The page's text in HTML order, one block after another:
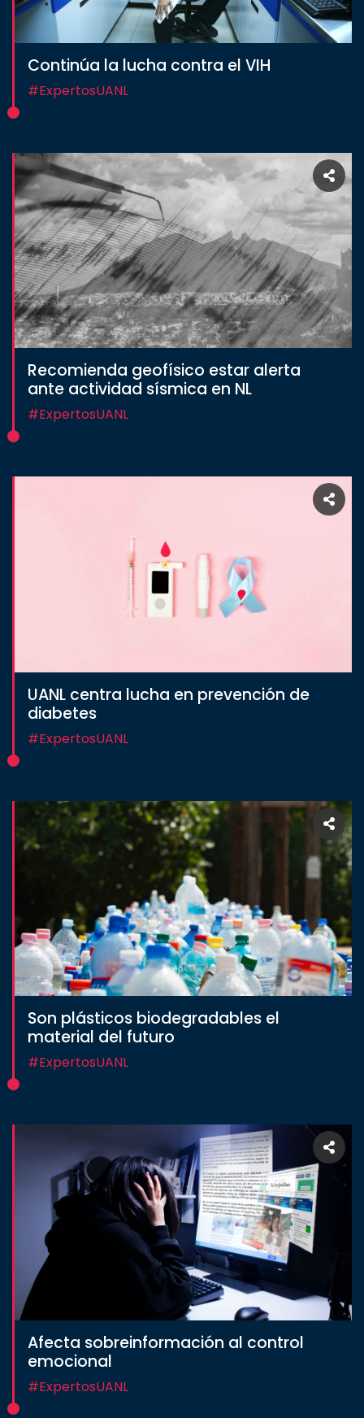
Continúa la lucha contra el VIH
#ExpertosUANL
Recomienda geofísico estar alerta
ante actividad sísmica en NL
#ExpertosUANL
UANL centra lucha en prevención de
diabetes
#ExpertosUANL
Son plásticos biodegradables el
material del futuro
#ExpertosUANL
Afecta sobreinformación al control
emocional
#ExpertosUANL